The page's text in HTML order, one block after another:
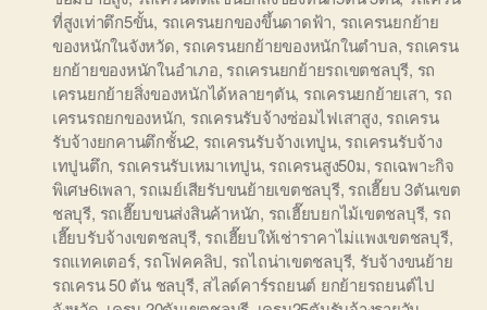
ที่สูงเท่าตึก5ขั้น, รถเครนยกของขึ้นดาดฟ้า, รถเครนยกย้าย
ของหนักในจังหวัด, รถเครนยกย้ายของหนักในตำบล, รถเครน
ยกย้ายของหนักในอำเภอ, รถเครนยกย้ายรถเขตชลบุรี, รถ
เครนยกย้ายสิ่งของหนักได้หลายๆตัน, รถเครนยกย้ายเสา, รถ
เครนรถยกของหนัก, รถเครนรับจ้างซ่อมไฟเสาสูง, รถเครน
รับจ้างยกคานตึกชั้น2, รถเครนรับจ้างเทปูน, รถเครนรับจ้าง
เทปูนตึก, รถเครนรับเหมาเทปูน, รถเครนสูง50ม, รถเฉพาะกิจ
พิเศษ6เพลา, รถเมย์เสียรับขนย้ายเขตชลบุรี, รถเฮี๊ยบ 3ตันเขต
ชลบุรี, รถเฮี๊ยบขนส่งสินค้าหนัก, รถเฮี๊ยบยกไม้เขตชลบุรี, รถ
เฮี๊ยบรับจ้างเขตชลบุรี, รถเฮี๊ยบให้เช่าราคาไม่แพงเขตชลบุรี,
รถแทคเตอร์, รถโฟคคลิป, รถไถน่าเขตชลบุรี, รับจ้างขนย้าย
รถเครน 50 ตัน ชลบุรี, สไลด์คาร์รถยนต์ ยกย้ายรถยนต์ไป